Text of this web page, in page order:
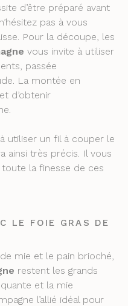
d’être préparé avant
pas à vous
Pour la découpe, les
vous invite à utiliser
passée
La montée en
d’obtenir
utiliser un fil à couper le
ainsi très précis. Il vous
la finesse de ces
LE FOIE GRAS DE
mie et le pain brioché,
restent les grands
et la mie
l’allié idéal pour